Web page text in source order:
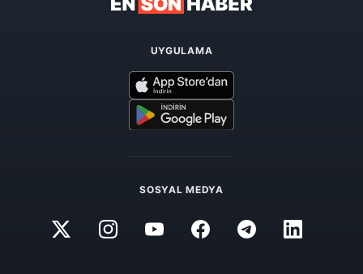
UYGULAMA
SOSYAL MEDYA